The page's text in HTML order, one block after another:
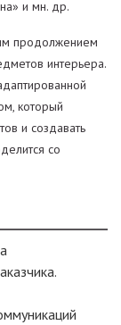
и мн. др.
продолжением
интерьера.
который
и создавать
со